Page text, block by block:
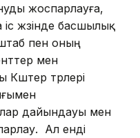
жоспарлауға,
жүзінде басшылық
пен оның
мен
түрлері
дайындауы мен
Ал енді